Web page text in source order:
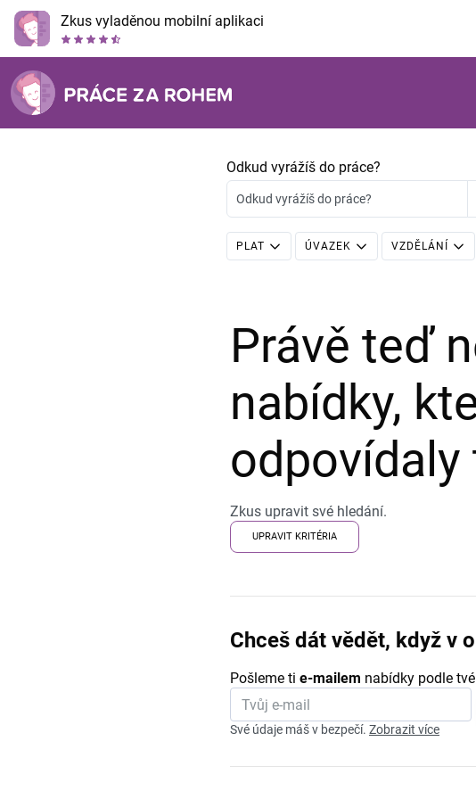
Zkus vyladěnou mobilní aplikaci
Odkud vyrážíš do práce?
Odkud vyrážíš do práce?
PLAT ÚVAZEK VZDĚLÁNÍ
Právě teď
nabídky,
Zkus upravit své hledání.
UPRAVIT KRITÉRIA
Chceš dát vědět, když v
Pošleme ti e-mailem nabídky podle
Své údaje máš v bezpečí. Zobrazit více